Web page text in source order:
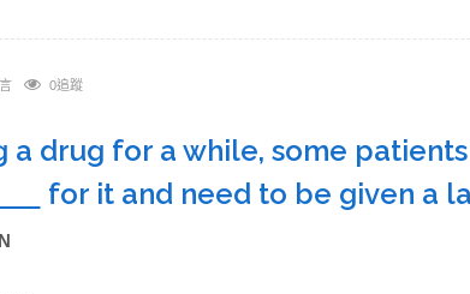
0追蹤
a drug for a while, some
for it and need to be given a